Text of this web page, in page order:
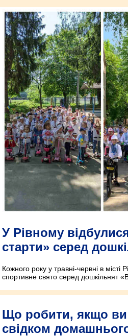
У Рівному
старти» серед
Кожного року у травні-червні в місті
спортивне свято серед дошкільнят
Що робити, якщо ви
свідком